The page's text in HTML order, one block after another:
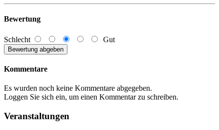
Bewertung
Schlecht Gut
Kommentare
Es wurden noch keine Kommentare abgegeben.
Loggen Sie sich ein, um einen Kommentar zu schreiben.
Veranstaltungen